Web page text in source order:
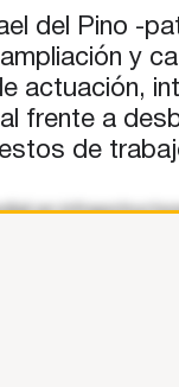
del Pino -
y
actuación,
frente a
de
en